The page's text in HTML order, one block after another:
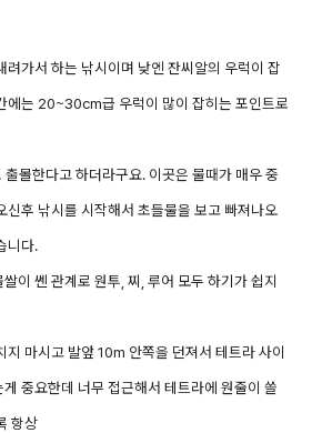
려가서 하는 낚시이며 낮엔 잔씨알의 우럭이 잡
에는 20~30cm급 우럭이 많이 잡히는 포인트로
몰한다고 하더라구요. 이곳은 물때가 매우 중
신후 낚시를 시작해서 초들물을 보고 빠져나오
니다.
이 쎈 관계로 원투, 찌, 루어 모두 하기가 쉽지
지 마시고 발앞 10m 안쪽을 던져서 테트라 사이
중요한데 너무 접근해서 테트라에 원줄이 쓸
항상